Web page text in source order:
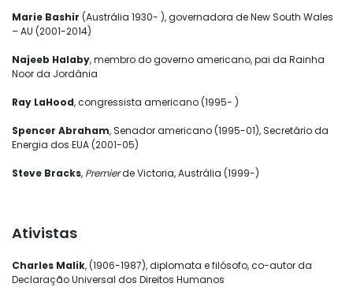
Marie Bashir (Austrália 1930- ), governadora de New South Wales
– AU (2001-2014)
Najeeb Halaby, membro do governo americano, pai da Rainha
Noor da Jordânia
Ray LaHood, congressista americano (1995- )
Spencer Abraham, Senador americano (1995-01), Secretário da
Energia dos EUA (2001-05)
Steve Bracks, Premierde Victoria, Austrália (1999-)
Ativistas
Charles Malik, (1906-1987), diplomata e filósofo, co-autor da
Declaração Universal dos Direitos Humanos